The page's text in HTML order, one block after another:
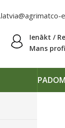
Ienākt /
Mans